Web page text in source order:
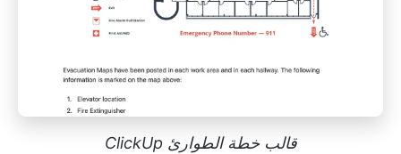
قالب خطة الطوارئ ClickUp